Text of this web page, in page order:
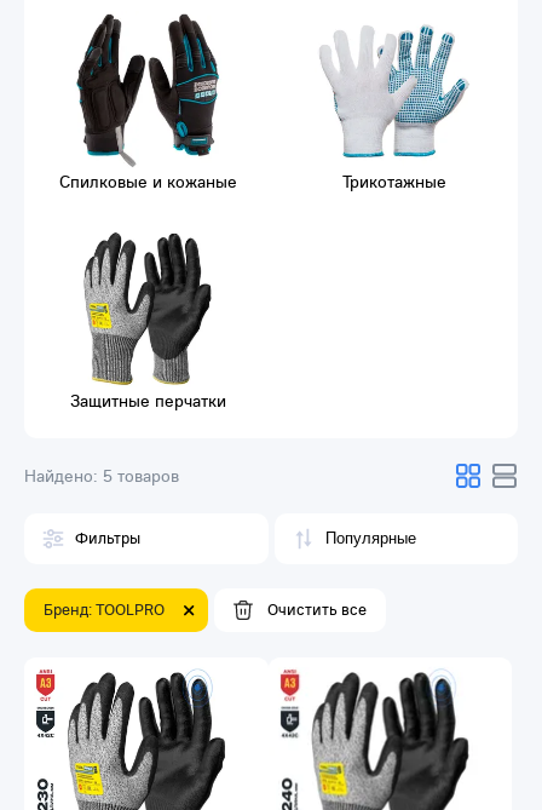
Спилковые и кожаные Трикотажные
Защитные перчатки
Найдено: 5 товаров
Фильтры
Бренд: TOOLPRO Очистить все